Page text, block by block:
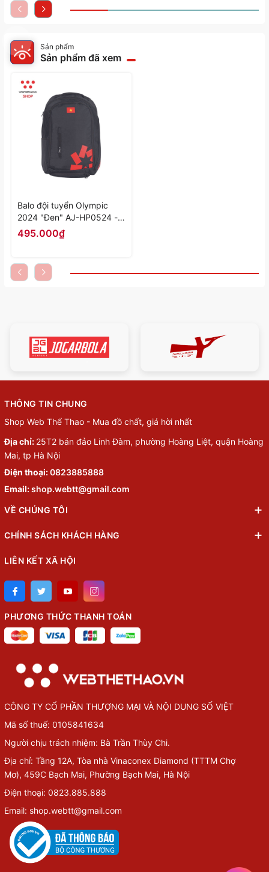
Sản phẩm
Sản phẩm đã xem
Balo đội tuyển Olympic
2024 "Đen" AJ-HP0524 -
Hàng Chính Hãng
495.000₫
THÔNG TIN CHUNG
Shop Web Thể Thao - Mua đồ chất, giá hời nhất
Địa chỉ: 25T2 bán đảo Linh Đàm, phường Hoàng Liệt, quận Hoàng
Mai, tp Hà Nội
Điện thoại:0823885888
Email:shop.webtt@gmail.com
VỀ CHÚNG TÔI
CHÍNH SÁCH KHÁCH HÀNG
LIÊN KẾT XÃ HỘI
PHƯƠNG THỨC THANH TOÁN
CÔNG TY CỔ PHẦN THƯỢNG MẠI VÀ NỘI DUNG SỐ VIỆT
Mã số thuế: 0105841634
Người chịu trách nhiệm: Bà Trần Thùy Chi.
Địa chỉ: Tầng 12A, Tòa nhà Vinaconex Diamond (TTTM Chợ
Mơ), 459C Bạch Mai, Phường Bạch Mai, Hà Nội
Điện thoại: 0823.885.888
Email: shop.webtt@gmail.com